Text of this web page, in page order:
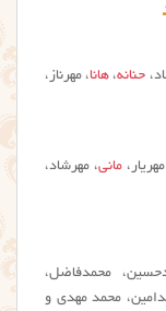
حنانه، هانا، مهرناز،
مانی، مهرشاد،
محمدفاضل،
محمد مهدی و